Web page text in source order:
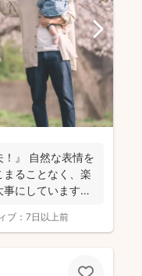
！』 自然な表情を
ることなく、楽
にしています＾
ブ： 7日以上前